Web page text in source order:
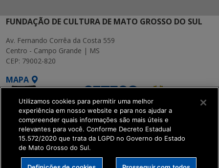
FUNDAÇÃO DE CULTURA DE MATO GROSSO DO SUL
Av. Fernando Corrêa da Costa 559
Centro - Campo Grande | MS
CEP: 79002-820
MAPA
SETDIG | Secretaria-
Executiva de
Transformação Digital
Utilizamos cookies para permitir uma melhor
experiência em nosso website e para nos ajudar a
compreender quais informações são mais úteis e
relevantes para você. Conforme Decreto Estadual
15.572/2020 que trata da LGPD no Governo do Estado
de Mato Grosso do Sul.